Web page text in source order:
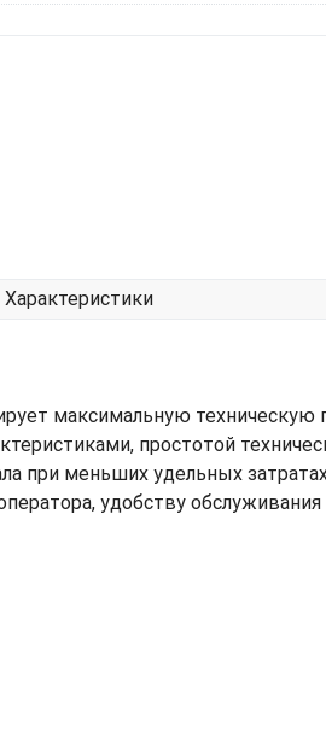
Характеристики
максимальную техническую
простотой
при меньших удельных
удобству обслуживания